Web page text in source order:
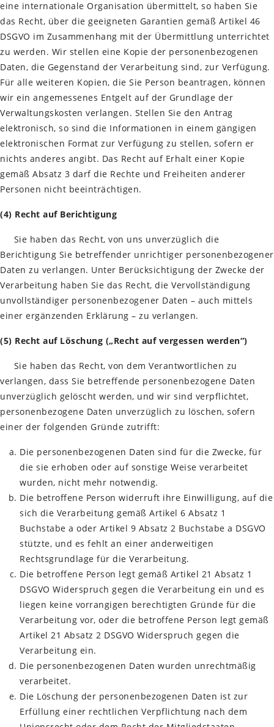
eine internationale Organisation übermittelt, so haben Sie
das Recht, über die geeigneten Garantien gemäß Artikel 46
DSGVO im Zusammenhang mit der Übermittlung unterrichtet
zu werden. Wir stellen eine Kopie der personenbezogenen
Daten, die Gegenstand der Verarbeitung sind, zur Verfügung.
Für alle weiteren Kopien, die Sie Person beantragen, können
wir ein angemessenes Entgelt auf der Grundlage der
Verwaltungskosten verlangen. Stellen Sie den Antrag
elektronisch, so sind die Informationen in einem gängigen
elektronischen Format zur Verfügung zu stellen, sofern er
nichts anderes angibt. Das Recht auf Erhalt einer Kopie
gemäß Absatz 3 darf die Rechte und Freiheiten anderer
Personen nicht beeinträchtigen.
(4) Recht auf Berichtigung
Sie haben das Recht, von uns unverzüglich die
Berichtigung Sie betreffender unrichtiger personenbezogener
Daten zu verlangen. Unter Berücksichtigung der Zwecke der
Verarbeitung haben Sie das Recht, die Vervollständigung
unvollständiger personenbezogener Daten – auch mittels
einer ergänzenden Erklärung – zu verlangen.
(5) Recht auf Löschung („Recht auf vergessen werden“)
Sie haben das Recht, von dem Verantwortlichen zu
verlangen, dass Sie betreffende personenbezogene Daten
unverzüglich gelöscht werden, und wir sind verpflichtet,
personenbezogene Daten unverzüglich zu löschen, sofern
einer der folgenden Gründe zutrifft:
Die personenbezogenen Daten sind für die Zwecke, für
die sie erhoben oder auf sonstige Weise verarbeitet
wurden, nicht mehr notwendig.
Die betroffene Person widerruft ihre Einwilligung, auf die
sich die Verarbeitung gemäß Artikel 6 Absatz 1
Buchstabe a oder Artikel 9 Absatz 2 Buchstabe a DSGVO
stützte, und es fehlt an einer anderweitigen
Rechtsgrundlage für die Verarbeitung.
Die betroffene Person legt gemäß Artikel 21 Absatz 1
DSGVO Widerspruch gegen die Verarbeitung ein und es
liegen keine vorrangigen berechtigten Gründe für die
Verarbeitung vor, oder die betroffene Person legt gemäß
Artikel 21 Absatz 2 DSGVO Widerspruch gegen die
Verarbeitung ein.
Die personenbezogenen Daten wurden unrechtmäßig
verarbeitet.
Die Löschung der personenbezogenen Daten ist zur
Erfüllung einer rechtlichen Verpflichtung nach dem